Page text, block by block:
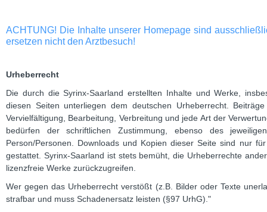
ACHTUNG! Die Inhalte unserer Homepage sind
ersetzen nicht den Arztbesuch!
Urheberrecht
Die durch die Syrinx-Saarland erstellten Inhalte und Werke,
diesen Seiten unterliegen dem deutschen Urheberrecht.
Vervielfältigung, Bearbeitung, Verbreitung und jede Art der
bedürfen der schriftlichen Zustimmung, ebenso des
Person/Personen. Downloads und Kopien dieser Seite sind nur
gestattet. Syrinx-Saarland ist stets bemüht, die Urheberrechte
lizenzfreie Werke zurückzugreifen.
Wer gegen das Urheberrecht verstößt (z.B. Bilder oder Texte
strafbar und muss Schadenersatz leisten (§97 UrhG)."